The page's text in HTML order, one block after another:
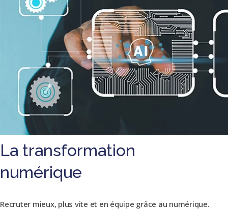
La transformation
numérique
Recruter mieux, plus vite et en équipe grâce au numérique.